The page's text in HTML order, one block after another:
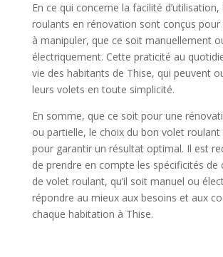
En ce qui concerne la facilité
roulants en rénovation sont conçus pour
à manipuler, que ce soit manuellement
électriquement. Cette praticité au
vie des habitants de Thise, qui peuvent
leurs volets en toute simplicité.
En somme, que ce soit pour une
ou partielle, le choix du bon volet roulant
pour garantir un résultat optimal. Il est
de prendre en compte les spécificités de
de volet roulant, qu’il soit manuel ou
répondre au mieux aux besoins et aux
chaque habitation à Thise.